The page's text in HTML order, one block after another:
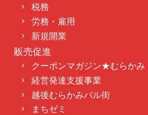
税務
労務・雇用
新規開業
販売促進
クーポンマガジン★むらかみ
経営発達支援事業
越後むらかみバル街
まちゼミ